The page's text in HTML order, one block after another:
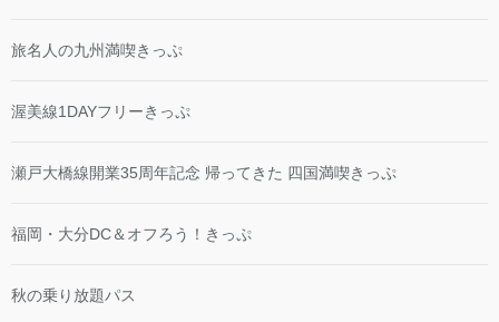
旅名人の九州満喫きっぷ
渥美線1DAYフリーきっぷ
瀬戸大橋線開業35周年記念 帰ってきた 四国満喫きっぷ
福岡・大分DC＆オフろう！きっぷ
秋の乗り放題パス